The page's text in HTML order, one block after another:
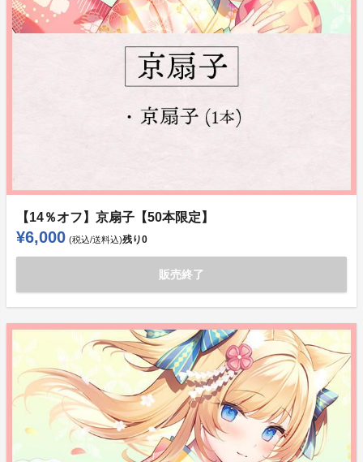
【14％オフ】京扇子【50本限定】
¥6,000 (税込/送料込)残り0
販売終了